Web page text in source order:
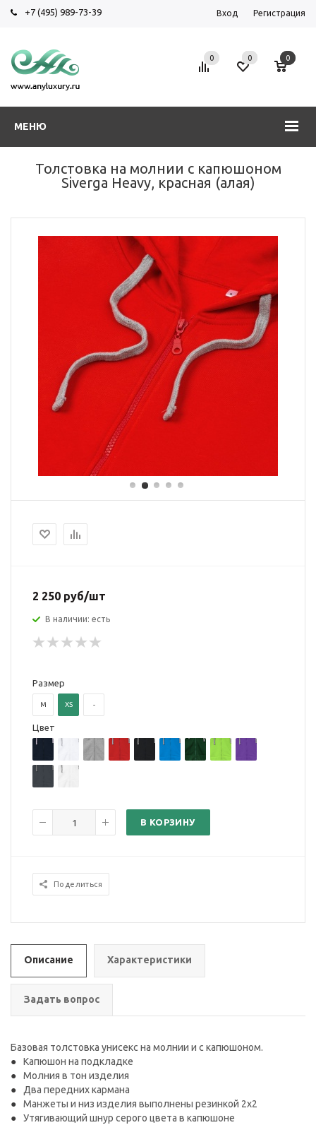
+7 (495) 989-73-39 Вход Регистрация
МЕНЮ
0 0 0
Толстовка на молнии с капюшоном
Siverga Heavy, красная (алая)
2 250 руб/шт
В наличии: есть
Размер
M XS -
Цвет
В КОРЗИНУ
Поделиться
Описание Характеристики
Задать вопрос
Базовая толстовка унисекс на молнии и с капюшоном.
Капюшон на подкладке
Молния в тон изделия
Два передних кармана
Манжеты и низ изделия выполнены резинкой 2х2
Утягивающий шнур серого цвета в капюшоне